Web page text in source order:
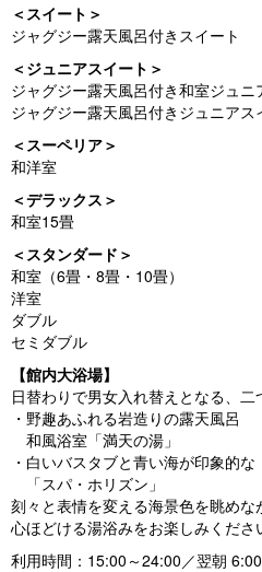
＜スイート＞
ジャグジー露天風呂付きスイート
＜ジュニアスイート＞
ジャグジー露天風呂付き和室ジュニ
ジャグジー露天風呂付きジュニアス
＜スーペリア＞
和洋室
＜デラックス＞
和室15畳
＜スタンダード＞
和室（6畳・8畳・10畳）
洋室
ダブル
セミダブル
【館内大浴場】
日替わりで男女入れ替えとなる、二
・野趣あふれる岩造りの露天風呂
和風浴室「満天の湯」
・白いバスタブと青い海が印象的な
「スパ・ホリズン」
刻々と表情を変える海景色を眺めな
心ほどける湯浴みをお楽しみくださ
利用時間：15:00～24:00／翌朝